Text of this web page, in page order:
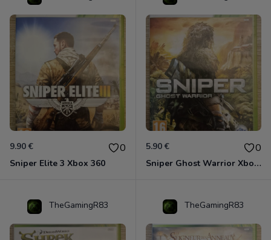
9.90 € 0
Sniper Elite 3 Xbox 360
5.90 € 0
Sniper Ghost Warrior Xbox 360
TheGamingR83 TheGamingR83